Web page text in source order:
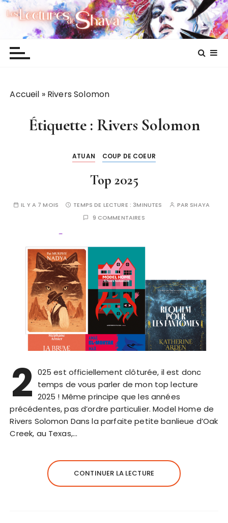
P
Les lectures de Shaya
Accueil » Rivers Solomon
Étiquette : Rivers Solomon
ATUAN COUP DE COEUR
Top 2025
IL Y A 7 MOIS TEMPS DE LECTURE : 3MINUTES PAR SHAYA
9 COMMENTAIRES
2 025 est officiellement clôturée, il est donc
temps de vous parler de mon top lecture
2025 ! Même principe que les années
précédentes, pas d’ordre particulier. Model Home de
Rivers Solomon Dans la parfaite petite banlieue d’Oak
Creek, au Texas,…
CONTINUER LA LECTURE